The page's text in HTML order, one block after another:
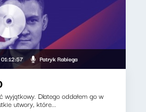
01:12:57 Patryk Rabiega
Dlatego oddałem go w
utwory, które...